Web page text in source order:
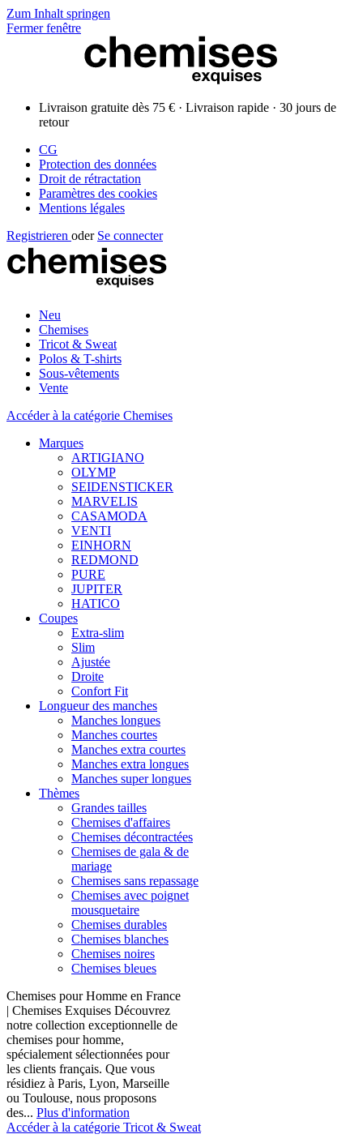
Zum Inhalt springen
Fermer fenêtre
Livraison gratuite dès 75 € · Livraison rapide · 30 jours de
retour
CG
Protection des données
Droit de rétractation
Paramètres des cookies
Mentions légales
Registrieren oder Se connecter
Neu
Chemises
Tricot & Sweat
Polos & T-shirts
Sous-vêtements
Vente
Accéder à la catégorie Chemises
Marques
ARTIGIANO
OLYMP
SEIDENSTICKER
MARVELIS
CASAMODA
VENTI
EINHORN
REDMOND
PURE
JUPITER
HATICO
Coupes
Extra-slim
Slim
Ajustée
Droite
Confort Fit
Longueur des manches
Manches longues
Manches courtes
Manches extra courtes
Manches extra longues
Manches super longues
Thèmes
Grandes tailles
Chemises d'affaires
Chemises décontractées
Chemises de gala & de
mariage
Chemises sans repassage
Chemises avec poignet
mousquetaire
Chemises durables
Chemises blanches
Chemises noires
Chemises bleues
Chemises pour Homme en France
| Chemises Exquises Découvrez
notre collection exceptionnelle de
chemises pour homme,
spécialement sélectionnées pour
les clients français. Que vous
résidiez à Paris, Lyon, Marseille
ou Toulouse, nous proposons
des... Plus d'information
Accéder à la catégorie Tricot & Sweat